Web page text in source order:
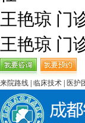
王艳琼 门
王艳琼 门
来院路线 临床技术 医护